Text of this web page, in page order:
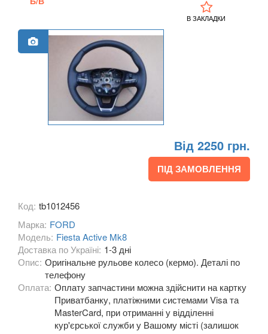
Focus C-Max (DM2)
EcoSport Mk2
EDGE Mk2 (CD4)
Explorer III (U152)
Focus Mk2 CC (CA5)
Focus Mk3 С346 (CB8)
Fiesta Mk7 (JA8)
Fiesta Mk8
Fiesta Active Mk8
Від 2250 грн.
ПІД ЗАМОВЛЕННЯ
В ЗАКЛАДКИ
Код: tb1012456
Марка: FORD
Модель: Fiesta Active Mk8
Доставка по Україні: 1-3 дні
Опис: Оригінальне рульове колесо (кермо). Деталі по
телефону
Оплата: Оплату запчастини можна здійснити на картку
Приватбанку, платіжними системами Visa та
MasterCard, при отриманні у відділенні
кур'єрської служби у Вашому місті (залишок